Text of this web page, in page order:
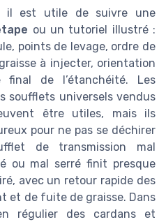
il est utile de suivre une
ou un tutoriel illustré :
points de levage, ordre de
à injecter, orientation
de l’étanchéité. Les
soufflets universels vendus
être utiles, mais ils
pour ne pas se déchirer
de transmission mal
ou mal serré finit presque
avec un retour rapide des
et de fuite de graisse. Dans
régulier des cardans et